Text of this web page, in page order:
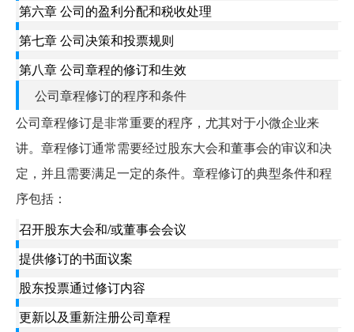
第六章 公司的盈利分配和税收处理
第七章 公司决策和投票规则
第八章 公司章程的修订和生效
公司章程修订的程序和条件
公司章程修订是非常重要的程序，尤其对于小微企业来
讲。章程修订通常需要经过股东大会和董事会的审议和决
定，并且需要满足一定的条件。章程修订的典型条件和程
序包括：
召开股东大会和/或董事会会议
提供修订的书面议案
股东投票通过修订内容
更新以及重新注册公司章程